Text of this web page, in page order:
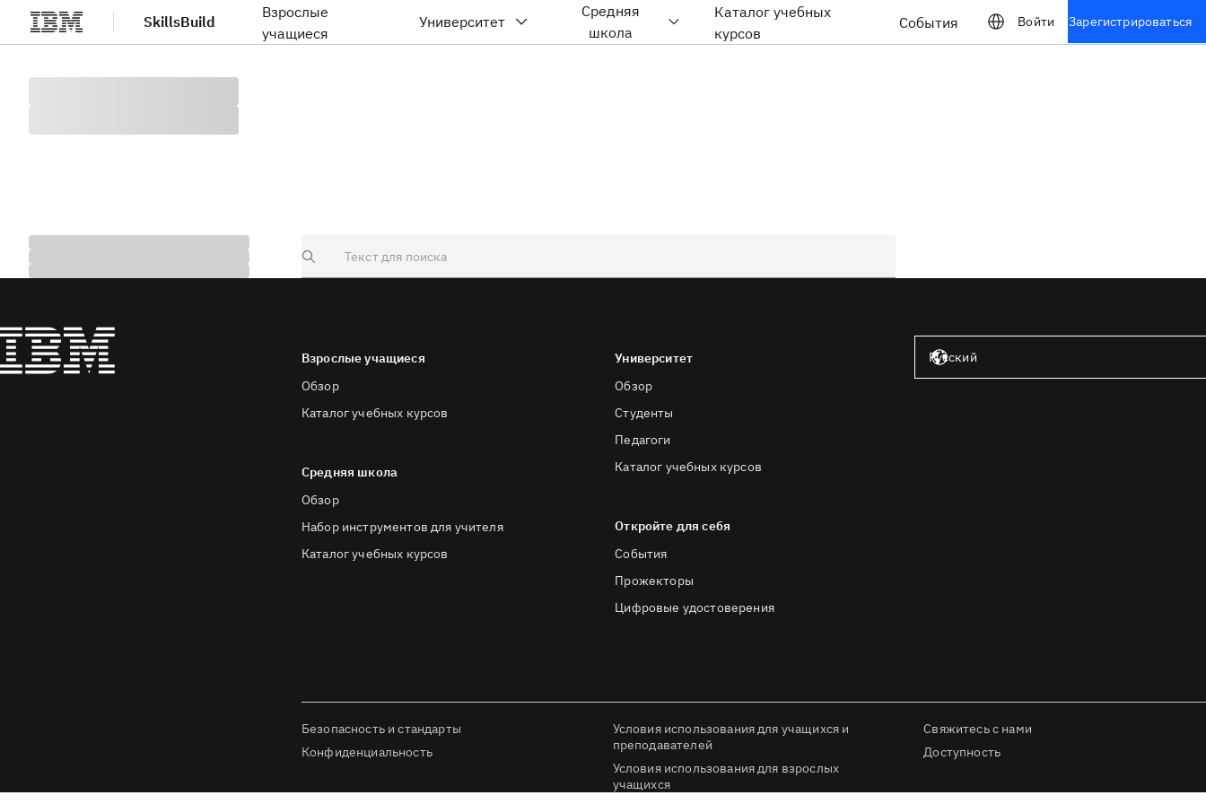
Перейти к основному содержанию
SkillsBuild
Взрослые
учащиеся
Университет
Средняя
школа
Каталог учебных
курсов
События Войти Зарегистрироваться
Search
Взрослые учащиеся
Обзор
Каталог учебных курсов
Средняя школа
Обзор
Набор инструментов для учителя
Каталог учебных курсов
Университет
Обзор
Студенты
Педагоги
Каталог учебных курсов
Откройте для себя
События
Прожекторы
Цифровые удостоверения
Русский
Безопасность и стандарты
Конфиденциальность
Условия использования для учащихся и
преподавателей
Условия использования для взрослых
учащихся
Свяжитесь с нами
Доступность